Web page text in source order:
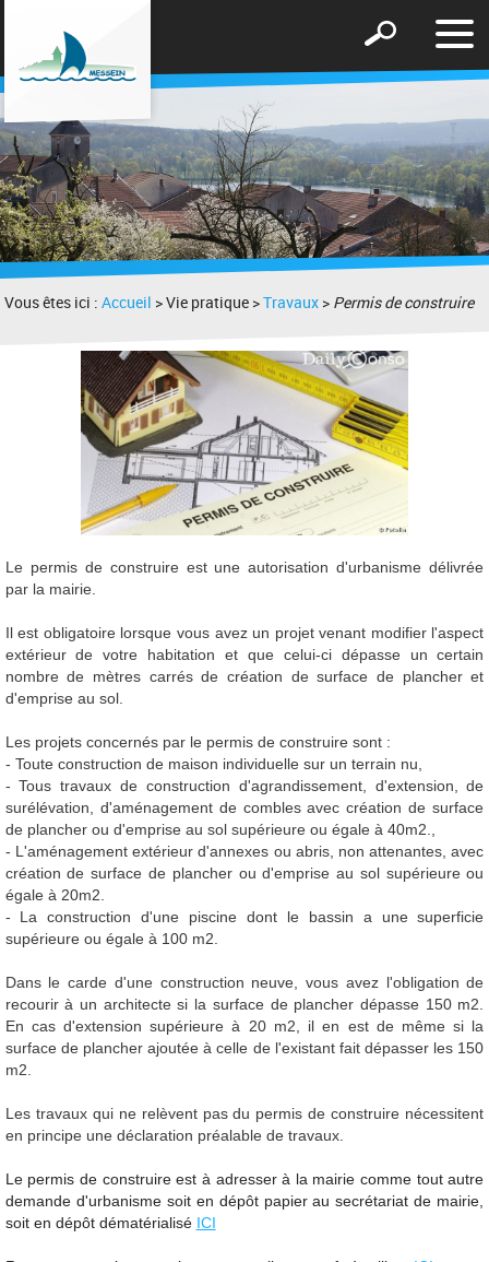
le
Afficher
formulaire
recherche
Vous êtes ici :Accueil > Vie pratique >Travaux > Permis de construire
Le permis de construire est une autorisation d'urbanisme délivrée
par la mairie.
Il est obligatoire lorsque vous avez un projet venant modifier l'aspect
extérieur de votre habitation et que celui-ci dépasse un certain
nombre de mètres carrés de création de surface de plancher et
d'emprise au sol.
Les projets concernés par le permis de construire sont :
- Toute construction de maison individuelle sur un terrain nu,
- Tous travaux de construction d'agrandissement, d'extension, de
surélévation, d'aménagement de combles avec création de surface
de plancher ou d'emprise au sol supérieure ou égale à 40m2.,
- L'aménagement extérieur d'annexes ou abris, non attenantes, avec
création de surface de plancher ou d'emprise au sol supérieure ou
égale à 20m2.
- La construction d'une piscine dont le bassin a une superficie
supérieure ou égale à 100 m2.
Dans le carde d'une construction neuve, vous avez l'obligation de
recourir à un architecte si la surface de plancher dépasse 150 m2.
En cas d'extension supérieure à 20 m2, il en est de même si la
surface de plancher ajoutée à celle de l'existant fait dépasser les 150
m2.
Les travaux qui ne relèvent pas du permis de construire nécessitent
en principe une déclaration préalable de travaux.
Le permis de construire est à adresser à la mairie comme tout autre
demande d'urbanisme soit en dépôt papier au secrétariat de mairie,
soit en dépôt dématérialisé ICI